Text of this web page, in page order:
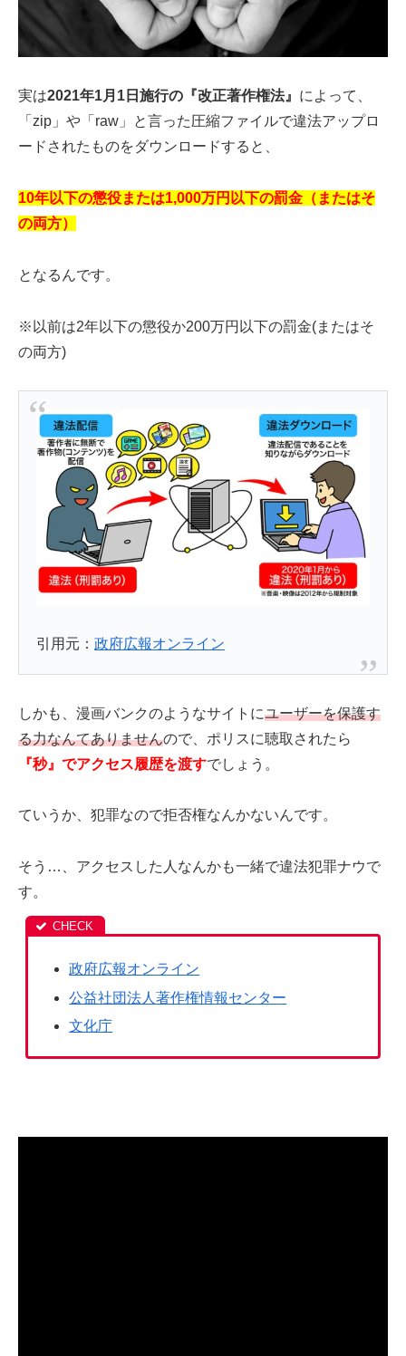
実は2021年1月1日施行の『改正著作権法』 によって、
「zip」や「raw」と言った圧縮ファイルで違法アップロ
ードされたものをダウンロードすると、
10年以下の懲役または1,000万円以下の罰金（またはそ
の両方）
となるんです。
※以前は2年以下の懲役か200万円以下の罰金(またはそ
の両方)
引用元：政府広報オンライン
しかも、漫画バンクのようなサイトにユーザーを保護す
る力なんてありませんので、ポリスに聴取されたら
『秒』でアクセス履歴を渡すでしょう。
ていうか、犯罪なので拒否権なんかないんです。
そう…、アクセスした人なんかも一緒で違法犯罪ナウで
す。
政府広報オンライン
公益社団法人著作権情報センター
文化庁